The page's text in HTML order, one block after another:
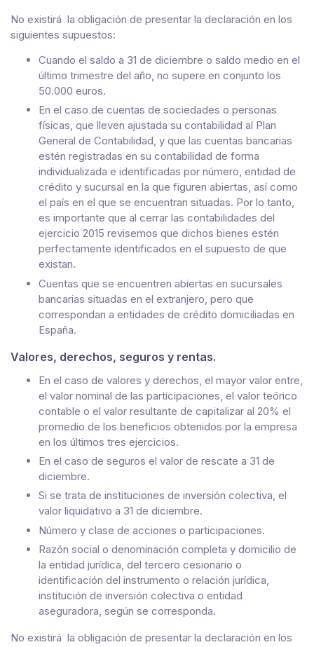
No existirá la obligación de presentar la declaración en los
siguientes supuestos:
Cuando el saldo a 31 de diciembre o saldo medio en el
último trimestre del año, no supere en conjunto los
50.000 euros.
En el caso de cuentas de sociedades o personas
físicas, que lleven ajustada su contabilidad al Plan
General de Contabilidad, y que las cuentas bancarias
estén registradas en su contabilidad de forma
individualizada e identificadas por número, entidad de
crédito y sucursal en la que figuren abiertas, así como
el país en el que se encuentran situadas. Por lo tanto,
es importante que al cerrar las contabilidades del
ejercicio 2015 revisemos que dichos bienes estén
perfectamente identificados en el supuesto de que
existan.
Cuentas que se encuentren abiertas en sucursales
bancarias situadas en el extranjero, pero que
correspondan a entidades de crédito domiciliadas en
España.
Valores, derechos, seguros y rentas.
En el caso de valores y derechos, el mayor valor entre,
el valor nominal de las participaciones, el valor teórico
contable o el valor resultante de capitalizar al 20% el
promedio de los beneficios obtenidos por la empresa
en los últimos tres ejercicios.
En el caso de seguros el valor de rescate a 31 de
diciembre.
Si se trata de instituciones de inversión colectiva, el
valor liquidativo a 31 de diciembre.
Número y clase de acciones o participaciones.
Razón social o denominación completa y domicilio de
la entidad jurídica, del tercero cesionario o
identificación del instrumento o relación jurídica,
institución de inversión colectiva o entidad
aseguradora, según se corresponda.
No existirá la obligación de presentar la declaración en los